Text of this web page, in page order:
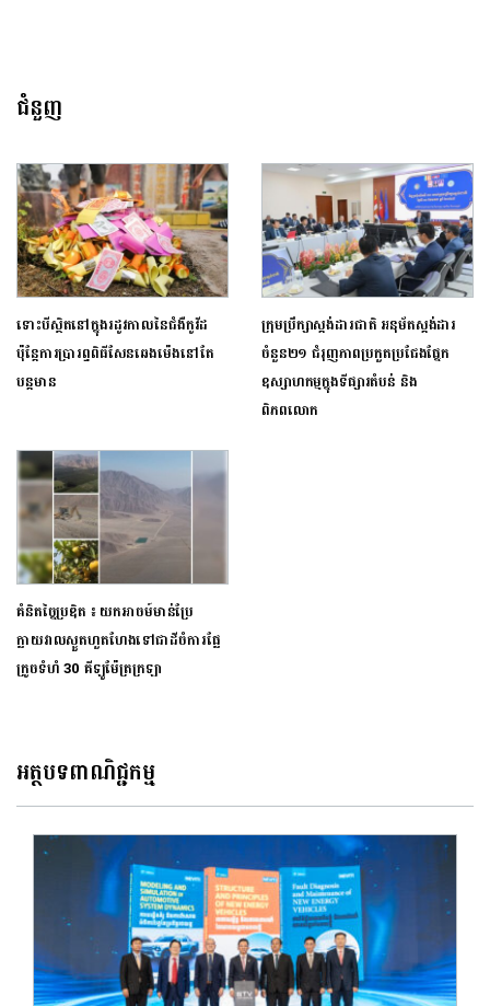
ជំនួញ
ទោះបីស្ថិតនៅក្នុងរដូវកាលនៃជំងឺកូវីដ
ប៉ុន្តែការប្រារព្ធពិធីសែនឆេងម៉េងនៅតែ
បន្តមាន
ក្រុមប្រឹក្សាស្តង់ដារជាតិ អនុម័តស្ដង់ដារ
ចំនួន២១ ជំរុញភាពប្រកួតប្រជែងផ្នែក
ឧស្សាហកម្មក្នុងទីផ្សារតំបន់ និង
ពិភពលោក
គំនិតច្នៃប្រឌិត ៖ យកអាចម៍មាន់ប្រែ
ក្លាយវាលស្ងួតហួតហែងទៅជាដីចំការផ្លែ
ក្រូចទំហំ 30 គីឡូម៉ែត្រក្រឡា
អត្ថបទពាណិជ្ជកម្ម